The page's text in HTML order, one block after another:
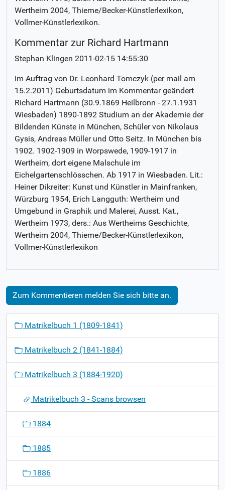
Wertheim 2004, Thieme/Becker-Künstlerlexikon,
Vollmer-Künstlerlexikon.
Kommentar zur Richard Hartmann
Stephan Klingen 2011-02-15 14:55:30
Im Auftrag von Dr. Leonhard Tomczyk (per mail am
15.2.2011) Geburtsdatum im Kommentar geändert
Richard Hartmann (30.9.1869 Heilbronn - 27.1.1931
Wiesbaden) 1890-1892 Studium an der Akademie der
Bildenden Künste in München, Schüler von Nikolaus
Gysis, Andreas Müller und Otto Seitz. In München bis
1902. 1902-1909 in Worpswede, 1909-1917 in
Wertheim, dort eigene Malschule im
Eichelgartenschlösschen. Ab 1917 in Wiesbaden. Lit.:
Heiner Dikreiter: Kunst und Künstler in Mainfranken,
Würzburg 1954, Erich Langguth: Wertheim und
Umgebund in Graphik und Malerei, Ausst. Kat.,
Wertheim 1973, ders.: Aus Wertheims Geschichte,
Wertheim 2004, Thieme/Becker-Künstlerlexikon,
Vollmer-Künstlerlexikon
Zum Kommentieren melden Sie sich bitte an.
o
Matrikelbuch 1 (1809-1841)
Matrikelbuch 2 (1841-1884)
Matrikelbuch 3 (1884-1920)
Matrikelbuch 3 - Scans browsen
1884
1885
1886